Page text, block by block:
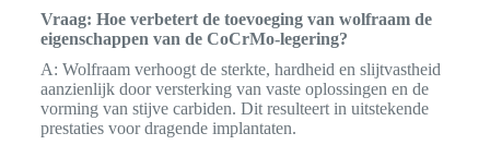
Vraag: Hoe verbetert de toevoeging van wolfraam de
eigenschappen van de CoCrMo-legering?
A: Wolfraam verhoogt de sterkte, hardheid en slijtvastheid
aanzienlijk door versterking van vaste oplossingen en de
vorming van stijve carbiden. Dit resulteert in uitstekende
prestaties voor dragende implantaten.